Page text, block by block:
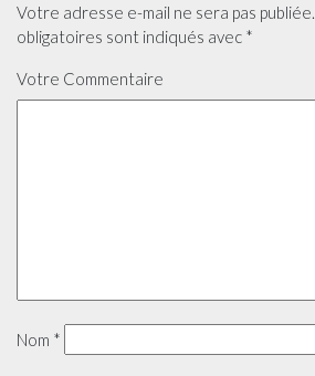
Votre adresse e-mail ne sera pas publiée.
obligatoires sont indiqués avec *
Votre Commentaire
Nom *